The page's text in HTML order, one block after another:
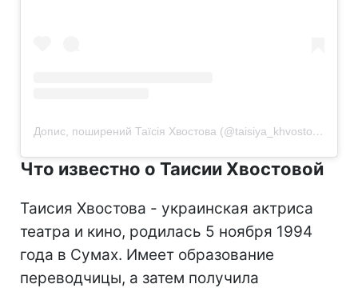
Допис, поширений Таїсія Хвостова (@taisiya_khvostova)
Что известно о Таисии Хвостовой
Таисия Хвостова - украинская актриса
театра и кино, родилась 5 ноября 1994
года в Сумах. Имеет образование
переводчицы, а затем получила